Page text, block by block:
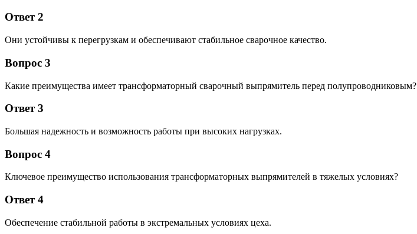
Ответ 2
Они устойчивы к перегрузкам и обеспечивают стабильное сварочное качество.
Вопрос 3
Какие преимущества имеет трансформаторный сварочный выпрямитель перед полупроводниковым?
Ответ 3
Большая надежность и возможность работы при высоких нагрузках.
Вопрос 4
Ключевое преимущество использования трансформаторных выпрямителей в тяжелых условиях?
Ответ 4
Обеспечение стабильной работы в экстремальных условиях цеха.